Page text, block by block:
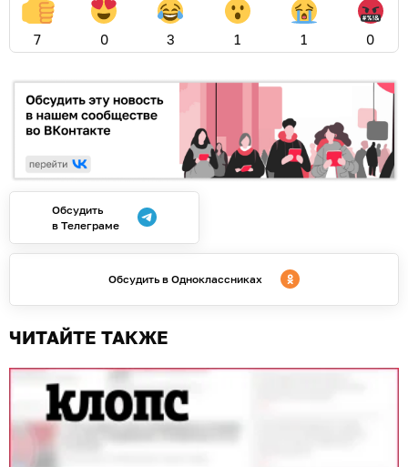
Рассыпчатая крупа, специи и
нежное мясо: рассказываем, как
приготовить гречку по-купечески
без лишних хлопот
РЕЦЕПТЫ